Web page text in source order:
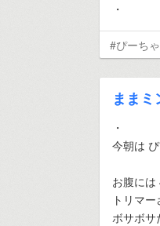
・
#ぴーち
ままミ
・
今朝は
お腹に
トリマ
ボサボサ